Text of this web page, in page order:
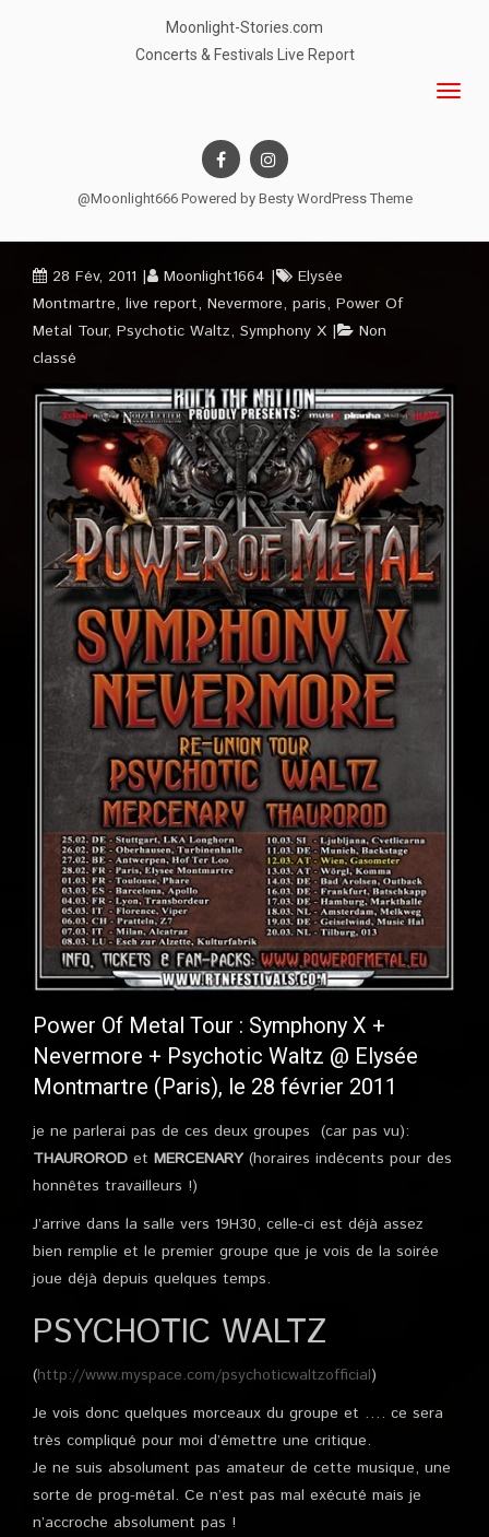
Moonlight-Stories.com
Concerts & Festivals Live Report
@Moonlight666 Powered by Besty WordPress Theme
28 Fév, 2011 Moonlight1664
Elysée
Montmartre, live report, Nevermore, paris, Power Of
Metal Tour, Psychotic Waltz, Symphony X
Non
classé
Power Of Metal Tour : Symphony X +
Nevermore + Psychotic Waltz @ Elysée
Montmartre (Paris), le 28 février 2011
je ne parlerai pas de ces deux groupes (car pas vu):
THAUROROD et MERCENARY (horaires indécents pour des
honnêtes travailleurs !)
J’arrive dans la salle vers 19H30, celle-ci est déjà assez
bien remplie et le premier groupe que je vois de la soirée
joue déjà depuis quelques temps.
PSYCHOTIC WALTZ
(http://www.myspace.com/psychoticwaltzofficial)
Je vois donc quelques morceaux du groupe et …. ce sera
très compliqué pour moi d’émettre une critique.
Je ne suis absolument pas amateur de cette musique, une
sorte de prog-métal. Ce n’est pas mal exécuté mais je
n’accroche absolument pas !